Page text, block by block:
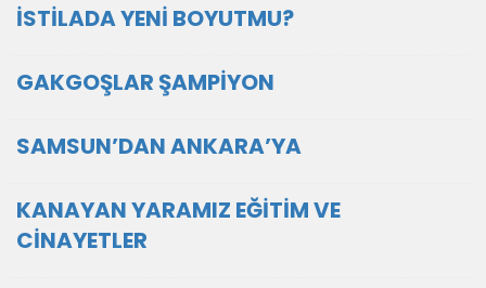
İSTİLADA YENİ BOYUTMU?
GAKGOŞLAR ŞAMPİYON
SAMSUN’DAN ANKARA’YA
KANAYAN YARAMIZ EĞİTİM VE
CİNAYETLER